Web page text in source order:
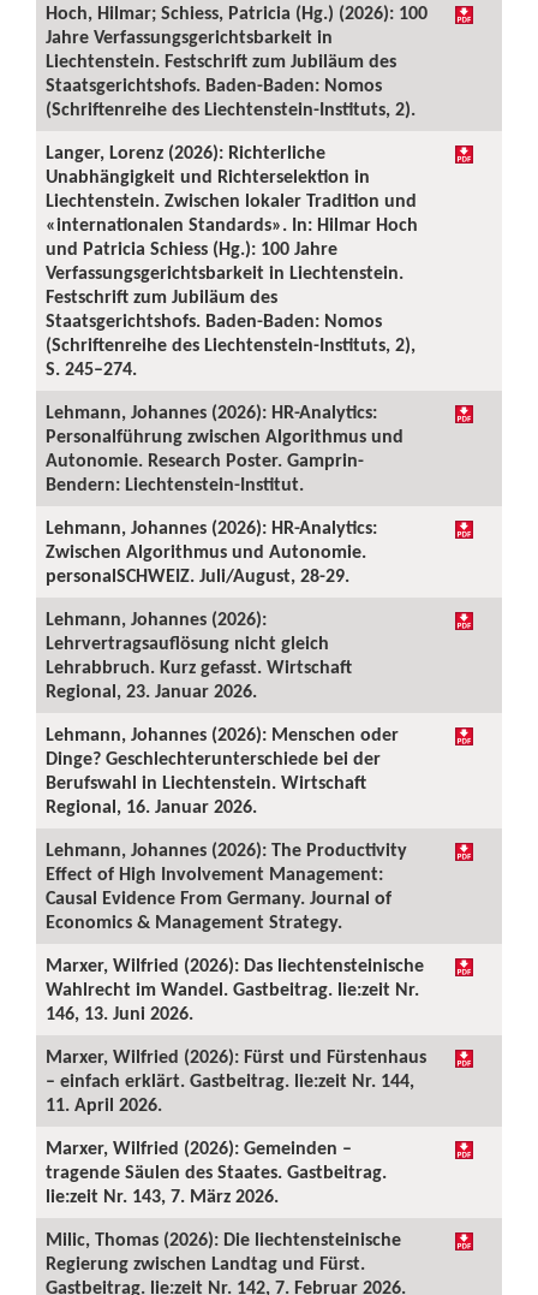
Hoch, Hilmar; Schiess, Patricia (Hg.) (2026): 100
Jahre Verfassungsgerichtsbarkeit in
Liechtenstein. Festschrift zum Jubiläum des
Staatsgerichtshofs. Baden-Baden: Nomos
(Schriftenreihe des Liechtenstein-Instituts, 2).
Langer, Lorenz (2026): Richterliche
Unabhängigkeit und Richterselektion in
Liechtenstein. Zwischen lokaler Tradition und
«internationalen Standards». In: Hilmar Hoch
und Patricia Schiess (Hg.): 100 Jahre
Verfassungsgerichtsbarkeit in Liechtenstein.
Festschrift zum Jubiläum des
Staatsgerichtshofs. Baden-Baden: Nomos
(Schriftenreihe des Liechtenstein-Instituts, 2),
S. 245–274.
Lehmann, Johannes (2026): HR-Analytics:
Personalführung zwischen Algorithmus und
Autonomie. Research Poster. Gamprin-
Bendern: Liechtenstein-Institut.
Lehmann, Johannes (2026): HR-Analytics:
Zwischen Algorithmus und Autonomie.
personalSCHWEIZ. Juli/August, 28-29.
Lehmann, Johannes (2026):
Lehrvertragsauflösung nicht gleich
Lehrabbruch. Kurz gefasst. Wirtschaft
Regional, 23. Januar 2026.
Lehmann, Johannes (2026): Menschen oder
Dinge? Geschlechterunterschiede bei der
Berufswahl in Liechtenstein. Wirtschaft
Regional, 16. Januar 2026.
Lehmann, Johannes (2026): The Productivity
Effect of High Involvement Management:
Causal Evidence From Germany. Journal of
Economics & Management Strategy.
Marxer, Wilfried (2026): Das liechtensteinische
Wahlrecht im Wandel. Gastbeitrag. lie:zeit Nr.
146, 13. Juni 2026.
Marxer, Wilfried (2026): Fürst und Fürstenhaus
– einfach erklärt. Gastbeitrag. lie:zeit Nr. 144,
11. April 2026.
Marxer, Wilfried (2026): Gemeinden –
tragende Säulen des Staates. Gastbeitrag.
lie:zeit Nr. 143, 7. März 2026.
Milic, Thomas (2026): Die liechtensteinische
Regierung zwischen Landtag und Fürst.
Gastbeitrag. lie:zeit Nr. 142, 7. Februar 2026.